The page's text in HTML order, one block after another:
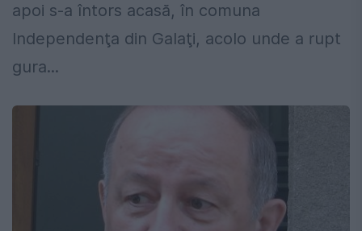
apoi s-a întors acasă, în comuna
Independenţa din Galaţi, acolo unde a rupt
gura...